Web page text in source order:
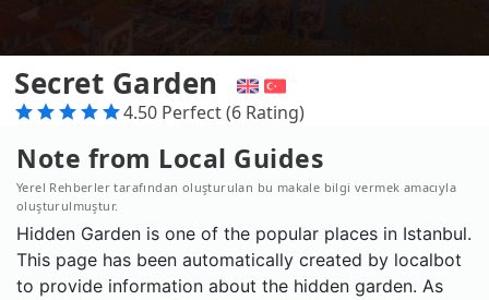
Secret Garden
4.50 Perfect (6 Rating)
Note from Local Guides
Yerel Rehberler tarafından oluşturulan bu makale bilgi vermek amacıyla
oluşturulmuştur.
Hidden Garden is one of the popular places in Istanbul.
This page has been automatically created by localbot
to provide information about the hidden garden. As